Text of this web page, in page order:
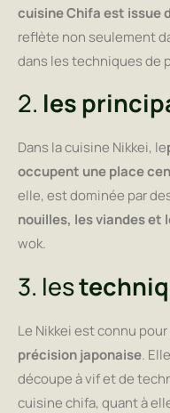
cuisine Chifa est issue
reflète non seulement
dans les techniques de
2. les
Dans la cuisine Nikkei, le
occupent une place
elle, est dominée par
nouilles, les viandes et
wok.
3. les
Le Nikkei est connu
précision japonaise.
découpe à vif et de
cuisine chifa, quant à